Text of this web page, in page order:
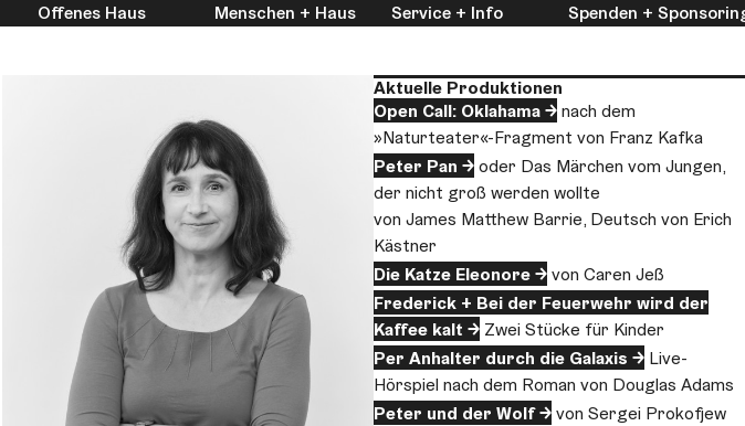
Offenes Haus Menschen + Haus Service + Info Spenden +
Aktuelle Produktionen
Open Call: Oklahama
nach dem
»Naturteater«-Fragment von Franz Kafka
Peter Pan
oder Das Märchen vom Jungen,
der nicht groß werden wollte
von James Matthew Barrie, Deutsch von Erich
Kästner
Die Katze Eleonore
von Caren Jeß
Frederick + Bei der Feuerwehr wird der
Kaffee kalt
Zwei Stücke für Kinder
Per Anhalter durch die Galaxis
Live-
Hörspiel nach dem Roman von Douglas Adams
Peter und der Wolf
von Sergei Prokofjew